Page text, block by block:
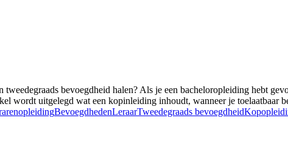
bevoegdheid halen? Als je een bacheloropleiding hebt
wordt uitgelegd wat een kopinleiding inhoudt, wanneer je toelaatbaar
BevoegdhedenLeraarTweedegraads bevoegdheid